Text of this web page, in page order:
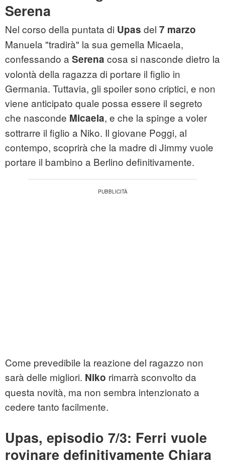
Serena
Nel corso della puntata di Upas del 7 marzo
Manuela "tradirà" la sua gemella Micaela,
confessando a Serena cosa si nasconde dietro la
volontà della ragazza di portare il figlio in
Germania. Tuttavia, gli spoiler sono criptici, e non
viene anticipato quale possa essere il segreto
che nasconde Micaela, e che la spinge a voler
sottrarre il figlio a Niko. Il giovane Poggi, al
contempo, scoprirà che la madre di Jimmy vuole
portare il bambino a Berlino definitivamente.
Come prevedibile la reazione del ragazzo non
sarà delle migliori. Niko rimarrà sconvolto da
questa novità, ma non sembra intenzionato a
cedere tanto facilmente.
Upas, episodio 7/3: Ferri vuole
rovinare definitivamente Chiara